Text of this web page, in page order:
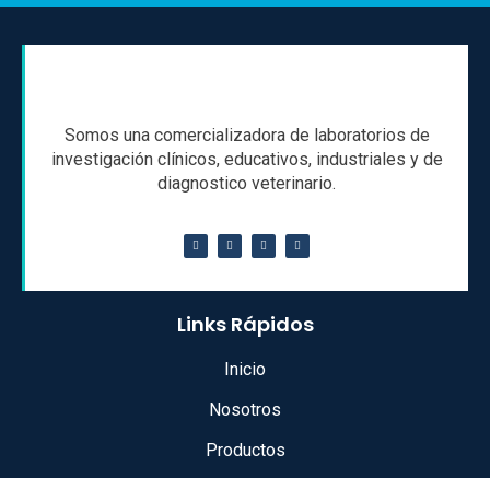
Somos una comercializadora de laboratorios de
investigación clínicos, educativos, industriales y de
diagnostico veterinario.
Links Rápidos
Inicio
Nosotros
Productos